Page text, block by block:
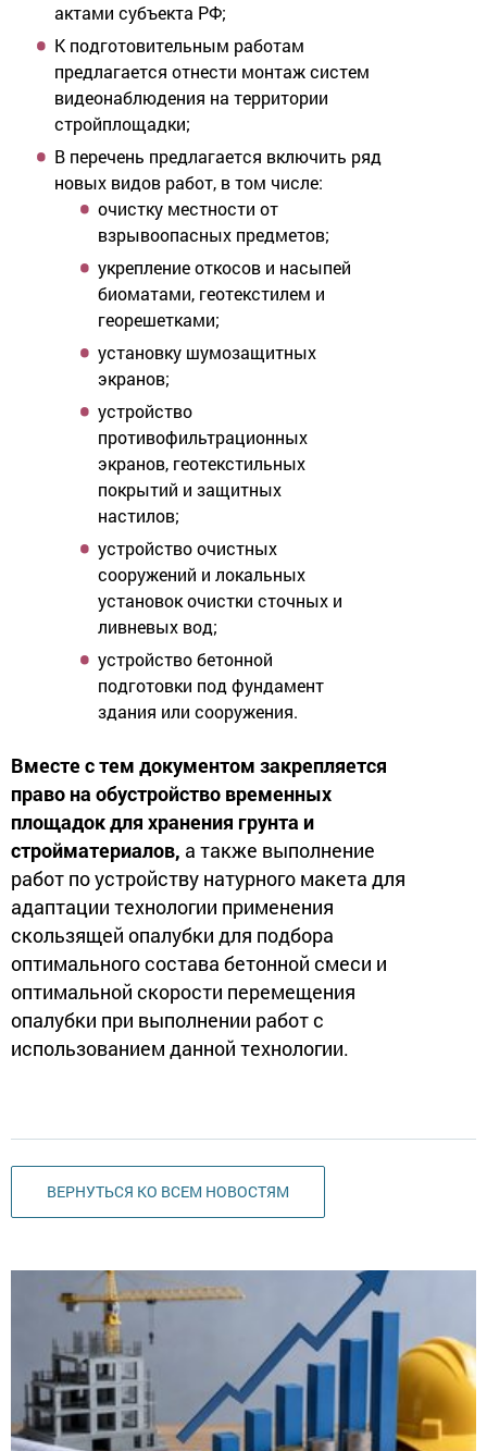
актами субъекта РФ;
К подготовительным работам
предлагается отнести монтаж систем
видеонаблюдения на территории
стройплощадки;
В перечень предлагается включить ряд
новых видов работ, в том числе:
очистку местности от
взрывоопасных предметов;
укрепление откосов и насыпей
биоматами, геотекстилем и
георешетками;
установку шумозащитных
экранов;
устройство
противофильтрационных
экранов, геотекстильных
покрытий и защитных
настилов;
устройство очистных
сооружений и локальных
установок очистки сточных и
ливневых вод;
устройство бетонной
подготовки под фундамент
здания или сооружения.
Вместе с тем документом закрепляется
право на обустройство временных
площадок для хранения грунта и
стройматериалов, а также выполнение
работ по устройству натурного макета для
адаптации технологии применения
скользящей опалубки для подбора
оптимального состава бетонной смеси и
оптимальной скорости перемещения
опалубки при выполнении работ с
использованием данной технологии.
ВЕРНУТЬСЯ КО ВСЕМ НОВОСТЯМ